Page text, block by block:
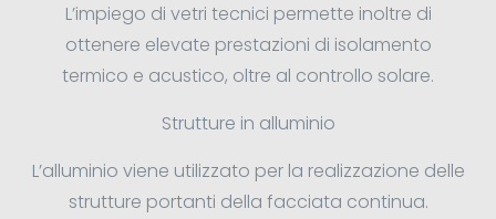
L’impiego di vetri tecnici permette inoltre di
ottenere elevate prestazioni di isolamento
termico e acustico, oltre al controllo solare.
Strutture in alluminio
L’alluminio viene utilizzato per la realizzazione delle
strutture portanti della facciata continua.